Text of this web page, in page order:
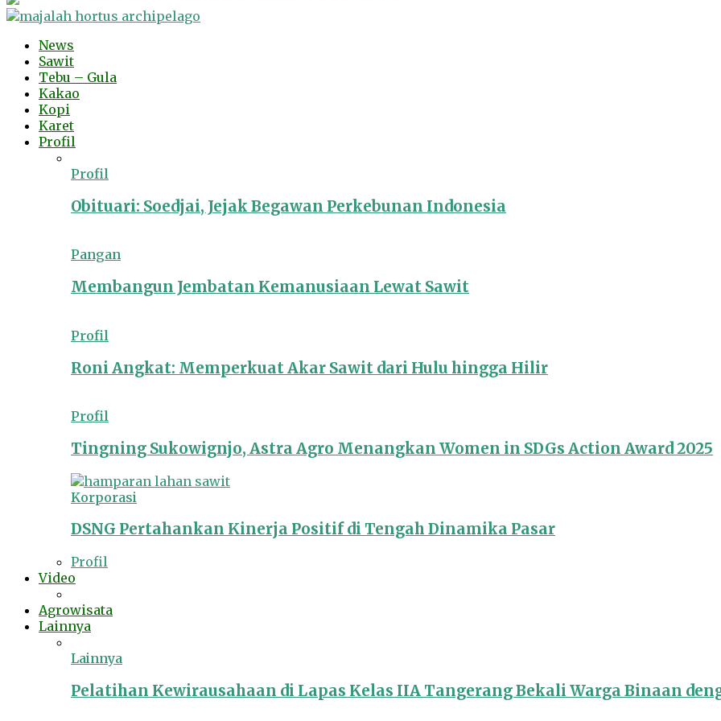
News
Sawit
Tebu – Gula
Kakao
Kopi
Karet
Profil
Profil
Obituari: Soedjai, Jejak Begawan Perkebunan Indonesia
Pangan
Membangun Jembatan Kemanusiaan Lewat Sawit
Profil
Roni Angkat: Memperkuat Akar Sawit dari Hulu hingga Hilir
Profil
Tingning Sukowignjo, Astra Agro Menangkan Women in SDGs Action Award 2025
Korporasi
DSNG Pertahankan Kinerja Positif di Tengah Dinamika Pasar
Profil
Video
Agrowisata
Lainnya
Lainnya
Pelatihan Kewirausahaan di Lapas Kelas IIA Tangerang Bekali Warga Binaan